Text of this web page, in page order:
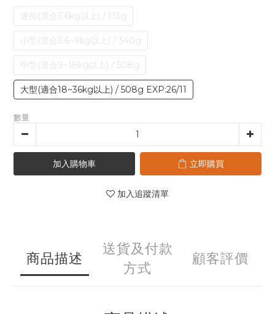
迷你(適合3.6kg以上) / 113g
小型(適合3.6~9kg以上) / 340g
中型(適合9~18kg以上) / 508g
大型(適合18~36kg以上) / 508g EXP:26/11
數量
加入購物車 立即購買
加入追蹤清單
商品描述
送貨及付款
方式
顧客評價